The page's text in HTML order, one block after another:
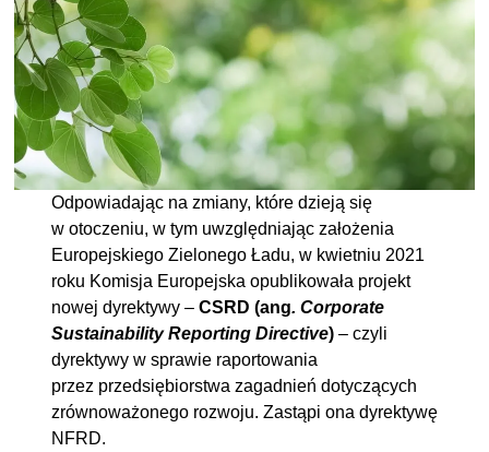
Odpowiadając na zmiany, które dzieją się
w otoczeniu, w tym uwzględniając założenia
Europejskiego Zielonego Ładu, w kwietniu 2021
roku Komisja Europejska opublikowała projekt
nowej dyrektywy – CSRD (ang. Corporate
Sustainability Reporting Directive)– czyli
dyrektywy w sprawie raportowania
przez przedsiębiorstwa zagadnień dotyczących
zrównoważonego rozwoju. Zastąpi ona dyrektywę
NFRD.